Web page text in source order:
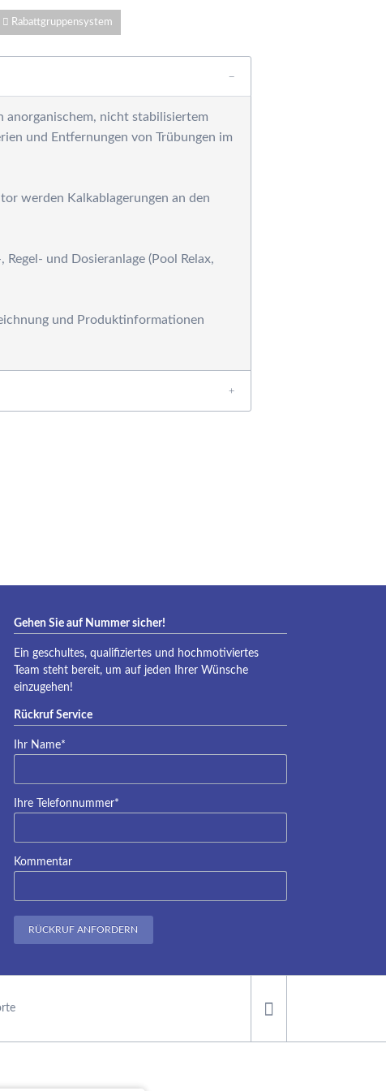
Entfeuchtungsgeräte,
Wärmepumpe und
Solaranlagen
Dosiertechnik
Filterpumpen
Gesamtkatalog
ASTRAL-Produkte
Rabattgruppensystem
anorganischem, nicht stabilisiertem
und Entfernungen von Trübungen im
werden Kalkablagerungen an den
und Dosieranlage (Pool Relax,
und Produktinformationen
Gehen Sie auf Nummer sicher!
Ein geschultes, qualifiziertes und hochmotiviertes
Team steht bereit, um auf jeden Ihrer Wünsche
einzugehen!
Rückruf Service
Pflichtfeld
Ihr Name*
Pflichtfeld
Ihre Telefonnummer*
Kommentar
RÜCKRUF ANFORDERN